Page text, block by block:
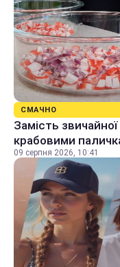
СМАЧНО
Замість
крабовими
09 серпня 2026, 10:41